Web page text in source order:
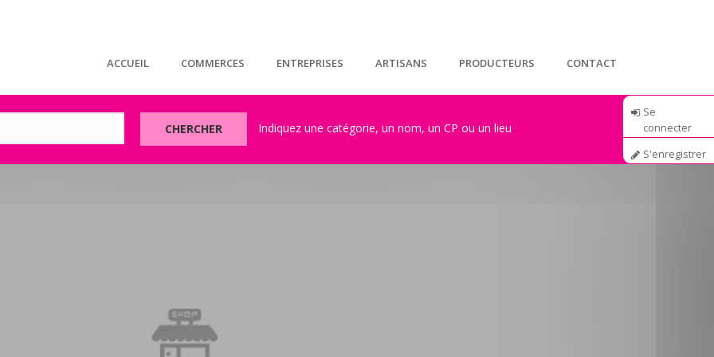
Se
connecter
S'enregistrer
ACCUEIL COMMERCES ENTREPRISES ARTISANS PRODUCTEURS CONTACT
CHERCHER